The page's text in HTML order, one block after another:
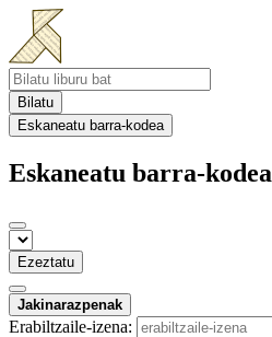
Bilatu
Eskaneatu barra-kodea
Eskaneatu barra-kodea
Ezeztatu
Jakinarazpenak
Erabiltzaile-izena: